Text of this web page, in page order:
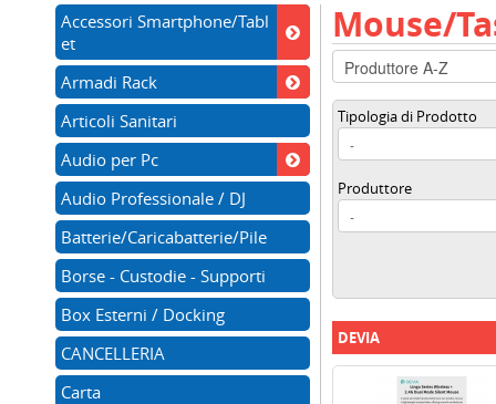
Mouse/
Tipologia di Prodotto
Produttore
DEVIA
Accessori Smartphone/Tabl
et
Armadi Rack
Articoli Sanitari
Audio per Pc
Audio Professionale / DJ
Batterie/Caricabatterie/Pile
Borse - Custodie - Supporti
Box Esterni / Docking
CANCELLERIA
Carta